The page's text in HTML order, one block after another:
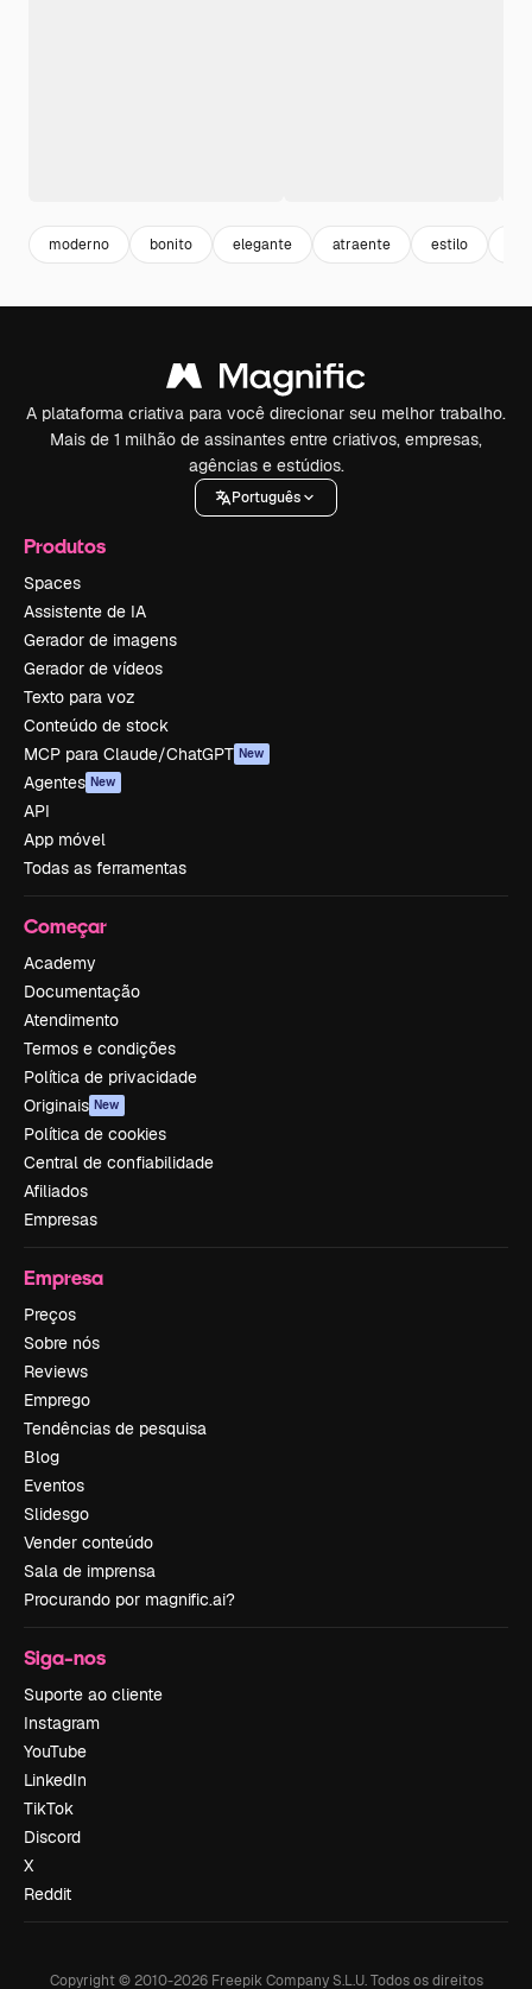
moderno bonito elegante atraente estilo
A plataforma criativa para você direcionar seu melhor trabalho.
Mais de 1 milhão de assinantes entre criativos, empresas,
agências e estúdios.
Português
Produtos
Spaces
Assistente de IA
Gerador de imagens
Gerador de vídeos
Texto para voz
Conteúdo de stock
MCP para Claude/ChatGPT New
Agentes New
API
App móvel
Todas as ferramentas
Começar
Academy
Documentação
Atendimento
Termos e condições
Política de privacidade
Originais New
Política de cookies
Central de confiabilidade
Afiliados
Empresas
Empresa
Preços
Sobre nós
Reviews
Emprego
Tendências de pesquisa
Blog
Eventos
Slidesgo
Vender conteúdo
Sala de imprensa
Procurando por magnific.ai?
Siga-nos
Suporte ao cliente
Instagram
YouTube
LinkedIn
TikTok
Discord
X
Reddit
Copyright © 2010-2026Freepik Company S.L.U. Todos os direitos